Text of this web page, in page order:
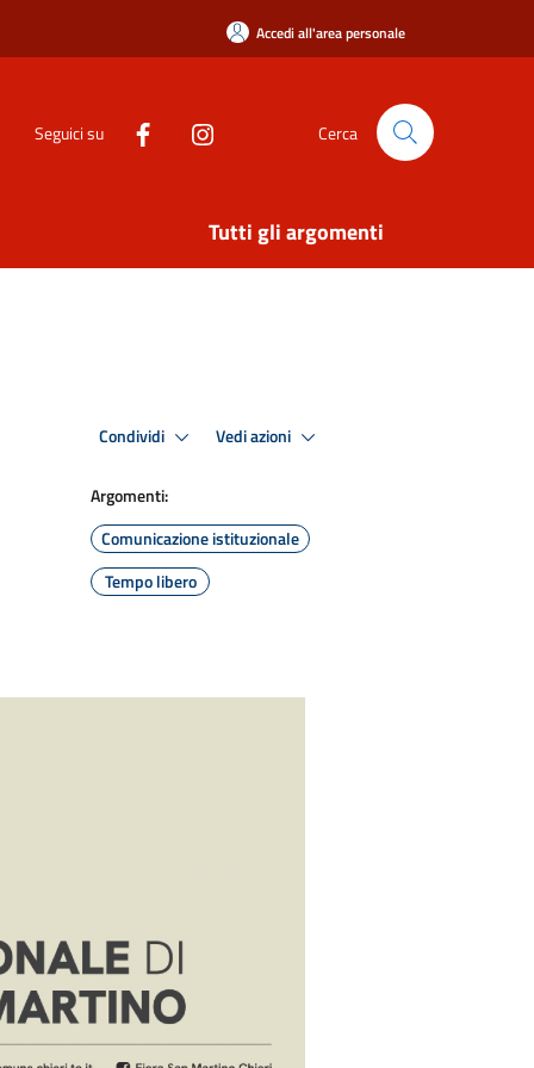
Accedi all'area personale
Seguici su Cerca
Tutti gli argomenti
Condividi Vedi azioni
Argomenti:
Comunicazione istituzionale
Tempo libero